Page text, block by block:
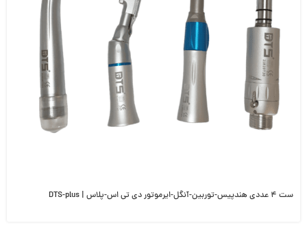
ست ۴ عددی هندپیس-توربین-آنگل-ایرموتور دی تی اس-پلاس | DTS-plus